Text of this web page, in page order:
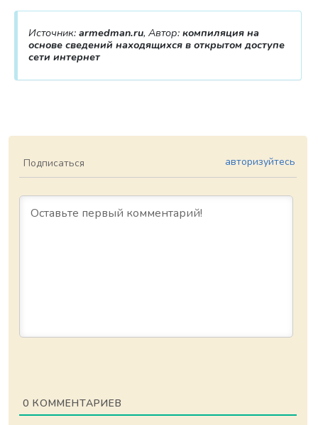
Источник: armedman.ru, Автор: компиляция на
основе сведений находящихся в открытом доступе
сети интернет
Подписаться авторизуйтесь
0 КОММЕНТАРИЕВ